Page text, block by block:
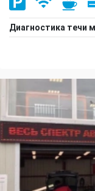
Диагностика течи